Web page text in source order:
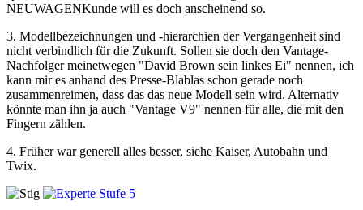
NEUWAGENKunde will es doch anscheinend so.
3. Modellbezeichnungen und -hierarchien der Vergangenheit sind
nicht verbindlich für die Zukunft. Sollen sie doch den Vantage-
Nachfolger meinetwegen "David Brown sein linkes Ei" nennen, ich
kann mir es anhand des Presse-Blablas schon gerade noch
zusammenreimen, dass das das neue Modell sein wird. Alternativ
könnte man ihn ja auch "Vantage V9" nennen für alle, die mit den
Fingern zählen.
4. Früher war generell alles besser, siehe Kaiser, Autobahn und
Twix.